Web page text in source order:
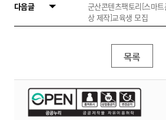
다음글
군산콘텐츠팩토리[스마
상 제작]교육생 모집
목록